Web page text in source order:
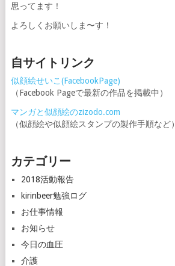
思ってます！
よろしくお願いしま〜す！
自サイトリンク
似顔絵せいこ(FacebookPage)
（Facebook Pageで最新の作品を掲載中）
マンガと似顔絵のzizodo.com
（似顔絵や似顔絵スタンプの製作手順など）
カテゴリー
2018活動報告
kirinbeer勉強ログ
お仕事情報
お知らせ
今日の血圧
介護